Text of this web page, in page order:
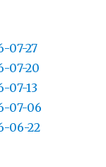
07-27
07-20
07-13
07-06
06-22